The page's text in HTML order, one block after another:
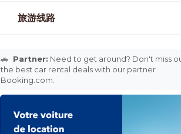
旅游线路
🚗 Partner: Need to get around? Don't miss
the best car rental deals with our partner
Booking.com.